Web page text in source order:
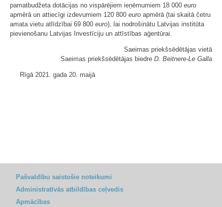
pamatbudžeta dotācijas no vispārējiem ieņēmumiem 18 000 euro
apmērā un attiecīgi izdevumiem 120 800 euro apmērā (tai skaitā četru
amata vietu atlīdzībai 69 800 euro), lai nodrošinātu Latvijas institūta
pievienošanu Latvijas Investīciju un attīstības aģentūrai.
Saeimas priekšsēdētājas vietā
Saeimas priekšsēdētājas biedre D. Beitnere-Le Galla
Rīgā 2021. gada 20. maijā
Pašvaldību saistošie noteikumi
Administratīvās atbildības ceļvedis
Apmācības